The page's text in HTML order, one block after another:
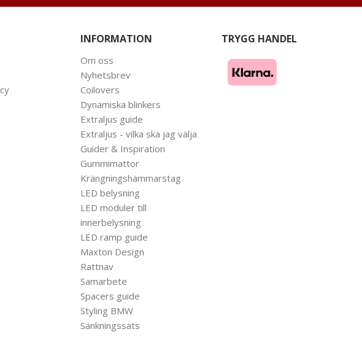
INFORMATION
Om oss
Nyhetsbrev
Coilovers
Dynamiska blinkers
Extraljus guide
Extraljus - vilka ska jag välja
Guider & Inspiration
Gummimattor
Krängningshämmarstag
LED belysning
LED moduler till
innerbelysning
LED ramp guide
Maxton Design
Rattnav
Samarbete
Spacers guide
Styling BMW
Sänkningssats
TRYGG HANDEL